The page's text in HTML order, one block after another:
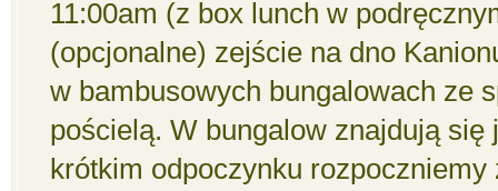
11:00am (z box lunch w
(opcjonalne) zejście na dno
w bambusowych bungalowach ze
pościelą. W bungalow znajdują się
krótkim odpoczynku